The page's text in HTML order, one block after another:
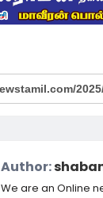
Author:
We are an Online